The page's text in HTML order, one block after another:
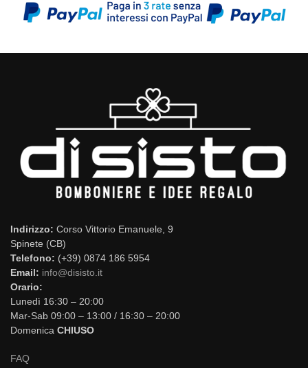
Indirizzo: Corso Vittorio Emanuele, 9
Spinete (CB)
Telefono: (+39) 0874 186 5954
Email: info@disisto.it
Orario:
Lunedì 16:30 – 20:00
Mar-Sab 09:00 – 13:00 / 16:30 – 20:00
Domenica CHIUSO
FAQ